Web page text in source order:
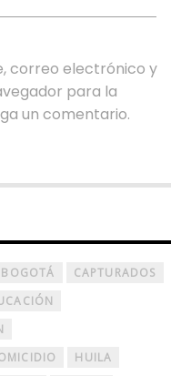
correo electrónico y
para la
un comentario.
BOGOTÁ
CAPTURADOS
HUILA